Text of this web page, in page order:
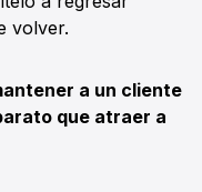
volver.
a un cliente
que atraer a